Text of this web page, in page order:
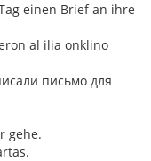
einen Brief an ihre
al ilia onklino
письмо для
gehe.